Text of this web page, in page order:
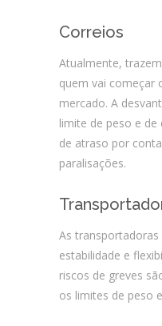
Correios
Atualmente,
quem vai começar
mercado. A
limite de peso e
de atraso por
paralisações.
As
estabilidade e
riscos de greves
os limites de peso